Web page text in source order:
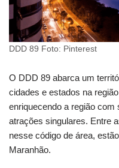
DDD 89 Foto: Pinterest
O DDD 89 abarca um
cidades e estados na
enriquecendo a região
atrações singulares. Entre
nesse código de área,
Maranhão.